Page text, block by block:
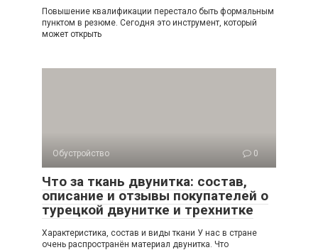
Повышение квалификации перестало быть формальным
пунктом в резюме. Сегодня это инструмент, который
может открыть
Обустройство 0
Что за ткань двунитка: состав,
описание и отзывы покупателей о
турецкой двунитке и трехнитке
Характеристика, состав и виды ткани У нас в стране
очень распространён материал двунитка. Что